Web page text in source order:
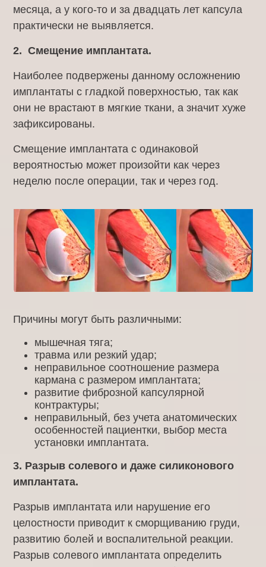
месяца, а у кого-то и за двадцать лет капсула
практически не выявляется.
2. Смещение имплантата.
Наиболее подвержены данному осложнению
имплантаты с гладкой поверхностью, так как
они не врастают в мягкие ткани, а значит хуже
зафиксированы.
Смещение имплантата с одинаковой
вероятностью может произойти как через
неделю после операции, так и через год.
Причины могут быть различными:
мышечная тяга;
травма или резкий удар;
неправильное соотношение размера
кармана с размером имплантата;
развитие фиброзной капсулярной
контрактуры;
неправильный, без учета анатомических
особенностей пациентки, выбор места
установки имплантата.
3. Разрыв солевого и даже силиконового
имплантата.
Разрыв имплантата или нарушение его
целостности приводит к сморщиванию груди,
развитию болей и воспалительной реакции.
Разрыв солевого имплантата определить